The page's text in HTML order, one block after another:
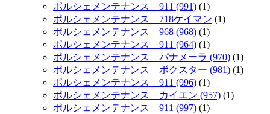
ポルシェメンテナンス 911 (991) (1)
ポルシェメンテナンス 718ケイマン (1)
ポルシェメンテナンス 968 (968) (1)
ポルシェメンテナンス 911 (964) (1)
ポルシェメンテナンス パナメーラ (970) (1)
ポルシェメンテナンス ボクスター (981) (1)
ポルシェメンテナンス 911 (996) (1)
ポルシェメンテナンス カイエン (957) (1)
ポルシェメンテナンス 911 (997) (1)